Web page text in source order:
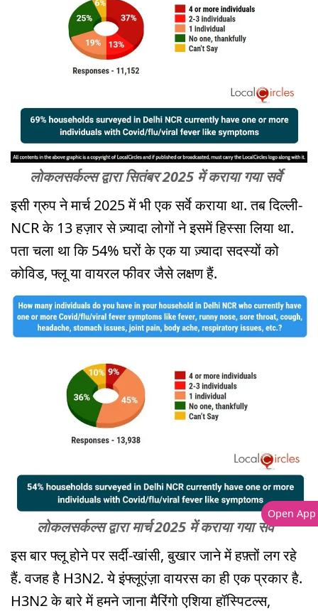
लोकलसर्कल्स द्वारा सितंबर 2025 में कराया गया सर्वे
इसी ग्रुप ने मार्च 2025 में भी एक सर्वे कराया था. तब दिल्ली-
NCR के 13 हज़ार से ज़्यादा लोगों ने इसमें हिस्सा लिया था.
पता चला था कि 54% घरों के एक या ज़्यादा सदस्यों को
कोविड, फ्लू या वायरल फीवर जैसे लक्षण हैं.
लोकलसर्कल्स द्वारा मार्च 2025 में कराया गया सर्वे
इस बार फ्लू होने पर सर्दी-खांसी, बुखार जाने में हफ़्तों लग रहे
हैं. वजह है H3N2. ये इंफ्लूएंज़ा वायरस का ही एक प्रकार है.
H3N2के बारे में हमने जाना मैरिंगो एशिया हॉस्पिटल्स,
Open App